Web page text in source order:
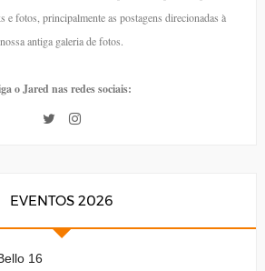
e fotos, principalmente as postagens direcionadas à
nossa antiga galeria de fotos.
o Jared nas redes sociais:
EVENTOS 2026
16